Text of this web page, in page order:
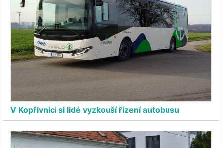
V Kopřivnici si lidé vyzkouší řízení autobusu